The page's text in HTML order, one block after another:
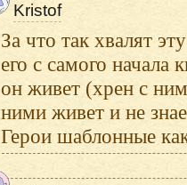
Kristof
За что так хвалят
его с самого начала
он живет (хрен с
ними живет и не
Герои шаблонные